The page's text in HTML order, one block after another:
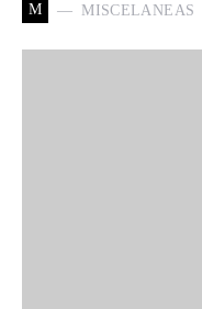
M MISCELANEAS